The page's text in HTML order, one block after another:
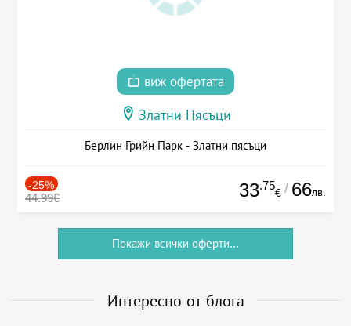
виж офертата
Златни Пясъци
Берлин Грийн Парк - Златни пясъци
-25%
44.99€ 33.75
€ / 66лв.
Покажи всички оферти...
Интересно от блога